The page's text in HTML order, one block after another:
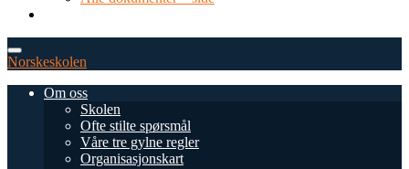
Norskeskolen
Om oss
Skolen
Ofte stilte spørsmål
Våre tre gylne regler
Organisasjonskart